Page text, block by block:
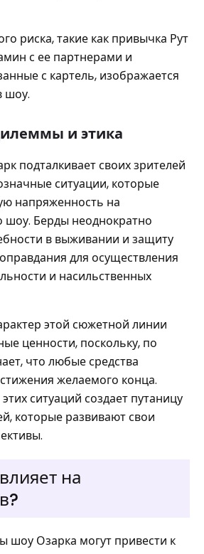
риска, такие как привычка Рут
с ее партнерами и
с картель, изображается
шоу.
и этика
подталкивает своих зрителей
ситуации, которые
напряженность на
шоу. Берды неоднократно
в выживании и защиту
для осуществления
и насильственных
этой сюжетной линии
ценности, поскольку, по
что любые средства
желаемого конца.
ситуаций создает путаницу
которые развивают свои
на
шоу Озарка могут привести к